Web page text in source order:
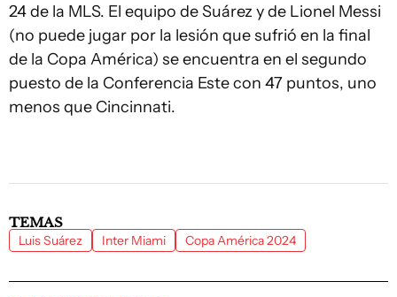
24 de la MLS. El equipo de Suárez y de Lionel Messi
(no puede jugar por la lesión que sufrió en la final
de la Copa América) se encuentra en el segundo
puesto de la Conferencia Este con 47 puntos, uno
menos que Cincinnati.
TEMAS
Luis Suárez Inter Miami Copa América 2024